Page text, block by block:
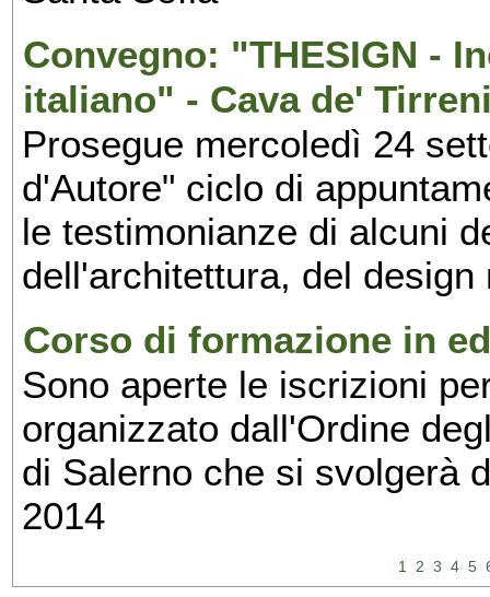
Convegno: "THESIGN -
italiano" - Cava de'
Prosegue mercoledì 24
d'Autore" ciclo di
le testimonianze di alcuni
dell'architettura, del
Corso di formazione in
Sono aperte le iscrizioni
organizzato dall'Ordine
di Salerno che si svolgerà
2014
1 2 3 4 5